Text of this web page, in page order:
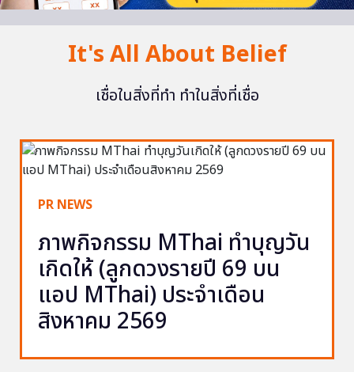
It's All About Belief
เชื่อในสิ่งที่ทำ ทำในสิ่งที่เชื่อ
PR NEWS
ภาพกิจกรรม MThai ทำบุญวัน
เกิดให้ (ลูกดวงรายปี 69 บน
แอป MThai) ประจำเดือน
สิงหาคม 2569